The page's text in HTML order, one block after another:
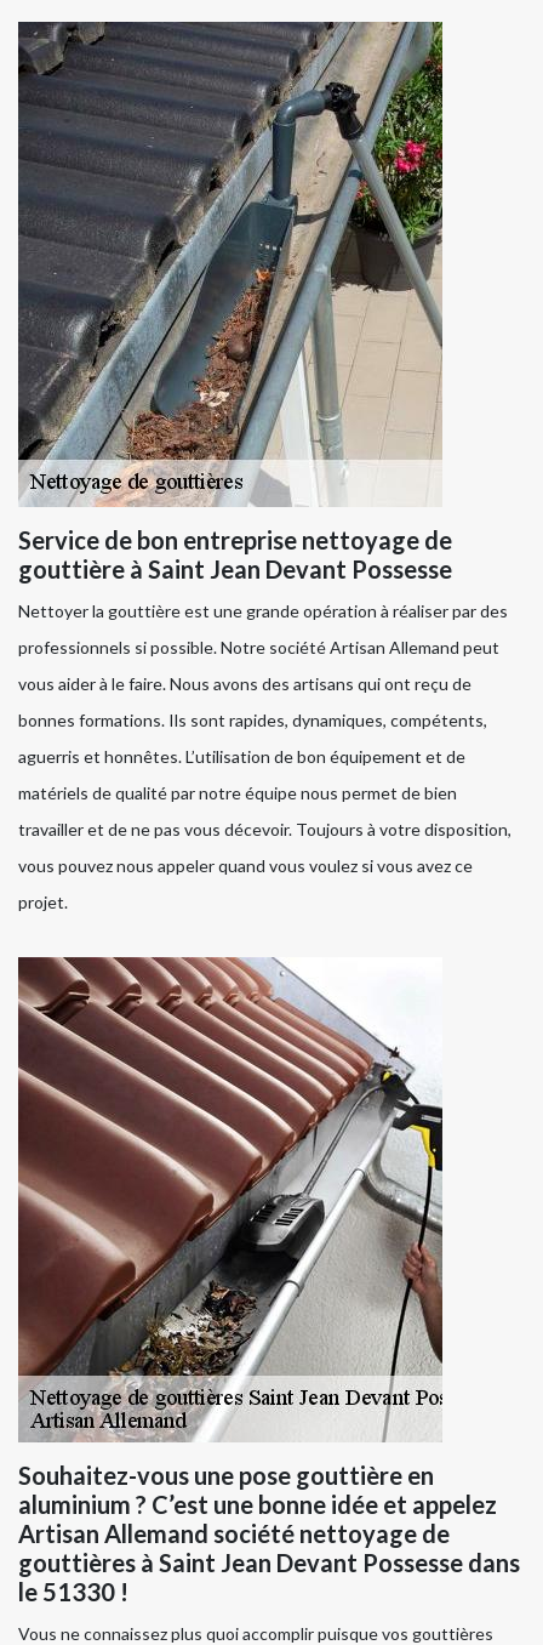
Service de bon entreprise nettoyage de
gouttière à Saint Jean Devant Possesse
Nettoyer la gouttière est une grande opération à réaliser par des
professionnels si possible. Notre société Artisan Allemand peut
vous aider à le faire. Nous avons des artisans qui ont reçu de
bonnes formations. Ils sont rapides, dynamiques, compétents,
aguerris et honnêtes. L’utilisation de bon équipement et de
matériels de qualité par notre équipe nous permet de bien
travailler et de ne pas vous décevoir. Toujours à votre disposition,
vous pouvez nous appeler quand vous voulez si vous avez ce
projet.
Souhaitez-vous une pose gouttière en
aluminium ? C’est une bonne idée et appelez
Artisan Allemand société nettoyage de
gouttières à Saint Jean Devant Possesse dans
le 51330 !
Vous ne connaissez plus quoi accomplir puisque vos gouttières